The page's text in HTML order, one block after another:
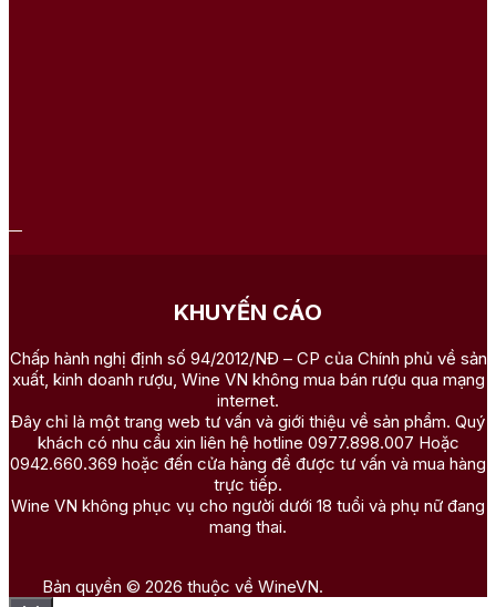
KHUYẾN CÁO
Chấp hành nghị định số 94/2012/NĐ – CP của Chính phủ về sản
xuất, kinh doanh rượu, Wine VN không mua bán rượu qua mạng
internet.
Đây chỉ là một trang web tư vấn và giới thiệu về sản phẩm. Quý
khách có nhu cầu xin liên hệ hotline 0977.898.007 Hoặc
0942.660.369 hoặc đến cửa hàng để được tư vấn và mua hàng
trực tiếp.
Wine VN không phục vụ cho người dưới 18 tuổi và phụ nữ đang
mang thai.
Bản quyền © 2026 thuộc về WineVN.